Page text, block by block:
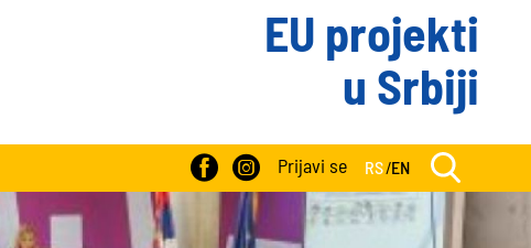
EU projekti
u Srbiji
Prijavi se RS/EN